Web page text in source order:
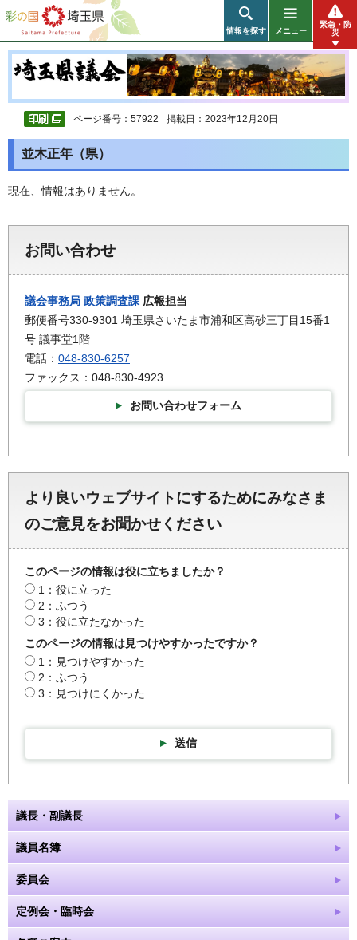
彩の国 埼玉県
情報を探す メニュー
緊急・防
災
ページ番号：57922 掲載日：2023年12月20日
並木正年（県）
現在、情報はありません。
お問い合わせ
議会事務局 政策調査課 広報担当
郵便番号330-9301 埼玉県さいたま市浦和区高砂三丁目15番1
号 議事堂1階
電話： 048-830-6257
ファックス：048-830-4923
お問い合わせフォーム
より良いウェブサイトにするためにみなさま
のご意見をお聞かせください
このページの情報は役に立ちましたか？
1：役に立った
2：ふつう
3：役に立たなかった
このページの情報は見つけやすかったですか？
1：見つけやすかった
2：ふつう
3：見つけにくかった
送信
議長・副議長
議員名簿
委員会
定例会・臨時会